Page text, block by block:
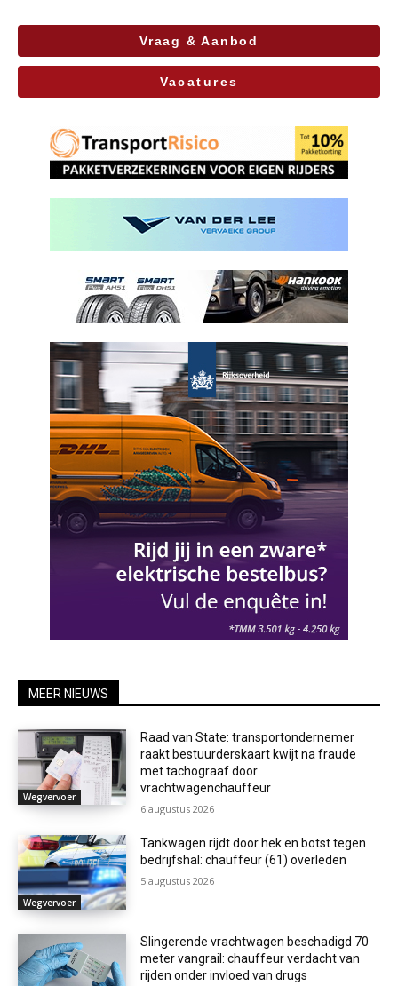
Vraag & Aanbod
Vacatures
MEER NIEUWS
Wegvervoer
Raad van State: transportondernemer
raakt bestuurderskaart kwijt na fraude
met tachograaf door
vrachtwagenchauffeur
6 augustus 2026
Wegvervoer
Tankwagen rijdt door hek en botst tegen
bedrijfshal: chauffeur (61) overleden
5 augustus 2026
Slingerende vrachtwagen beschadigd 70
meter vangrail: chauffeur verdacht van
rijden onder invloed van drugs